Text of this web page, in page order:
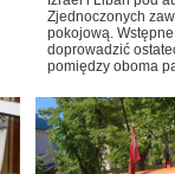
Zjednoczonych
pokojową.
doprowadzić
pomiędzy oboma